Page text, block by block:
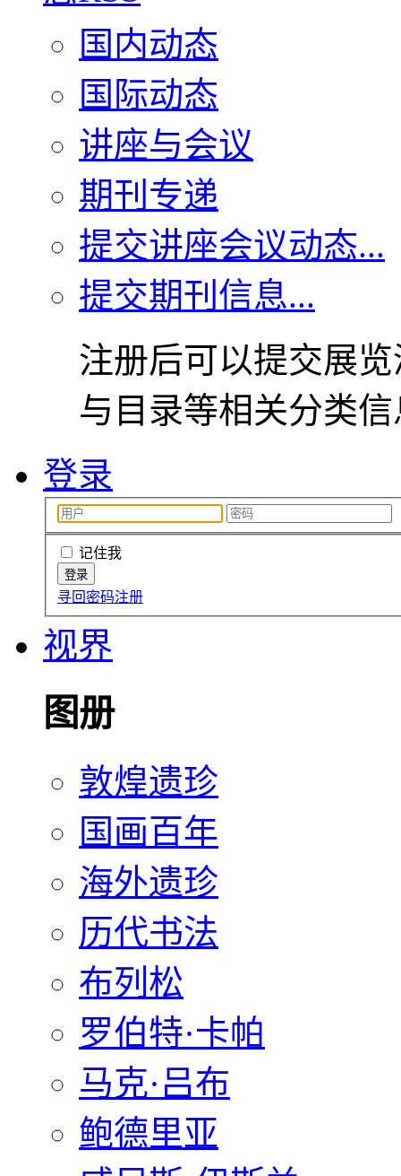
国内动态
国际动态
讲座与会议
期刊专递
提交讲座会议动态...
提交期刊信息...
注册后可以提交展
与目录等相关分类
登录
记住我
寻回密码注册
视界
图册
敦煌遗珍
国画百年
海外遗珍
历代书法
布列松
罗伯特·卡帕
马克·吕布
鲍德里亚